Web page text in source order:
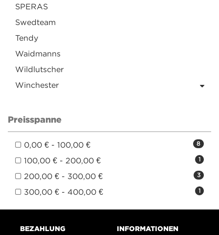
SPERAS
Swedteam
Tendy
Waidmanns
Wildlutscher
Winchester
Preisspanne
8
0,00 € - 100,00 €
1
100,00 € - 200,00 €
3
200,00 € - 300,00 €
1
300,00 € - 400,00 €
BEZAHLUNG INFORMATIONEN